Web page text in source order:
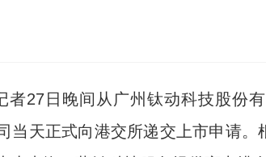
27日晚间从广州钛动科技股份
当天正式向港交所递交上市申请。